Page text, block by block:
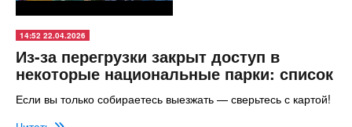
14:52 22.04.2026
Из-за перегрузки закрыт доступ в
некоторые национальные парки: список
Если вы только собираетесь выезжать — сверьтесь с картой!